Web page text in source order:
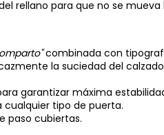
rellano para que no se
combinada con
la suciedad del
garantizar máxima
tipo de puerta.
paso cubiertas.